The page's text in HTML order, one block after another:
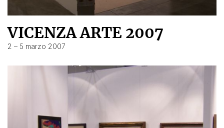
VICENZA ARTE 2007
2 – 5 marzo 2007